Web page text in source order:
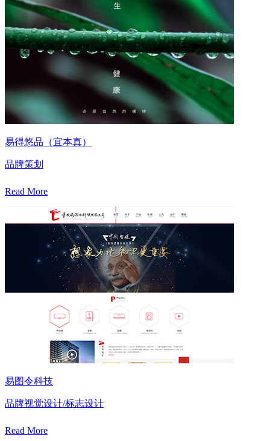
易得悠品（宜本真）
品牌策划
Read More
易图令科技
品牌视觉设计/标志设计
Read More